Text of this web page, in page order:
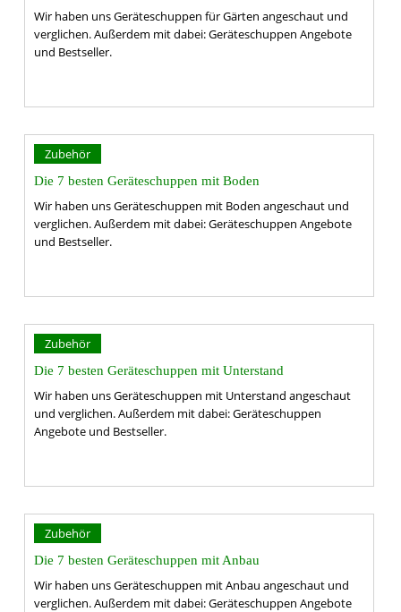
Wir haben uns Geräteschuppen für Gärten angeschaut und
verglichen. Außerdem mit dabei: Geräteschuppen Angebote
und Bestseller.
Zubehör
Die 7 besten Geräteschuppen mit Boden
Wir haben uns Geräteschuppen mit Boden angeschaut und
verglichen. Außerdem mit dabei: Geräteschuppen Angebote
und Bestseller.
Zubehör
Die 7 besten Geräteschuppen mit Unterstand
Wir haben uns Geräteschuppen mit Unterstand angeschaut
und verglichen. Außerdem mit dabei: Geräteschuppen
Angebote und Bestseller.
Zubehör
Die 7 besten Geräteschuppen mit Anbau
Wir haben uns Geräteschuppen mit Anbau angeschaut und
verglichen. Außerdem mit dabei: Geräteschuppen Angebote